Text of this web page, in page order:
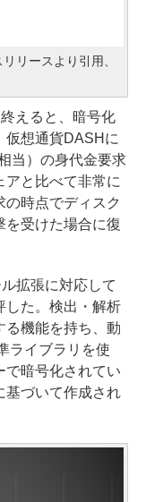
リースより引用、
えると、暗号化
仮想通貨DASHに
当）の身代金要求
アと比べて非常に
時点でディスク
を受けた場合に復
拡張に対応して
した。検出・解析
る機能を持ち、動
ライブラリを使
で暗号化されてい
基づいて作成され